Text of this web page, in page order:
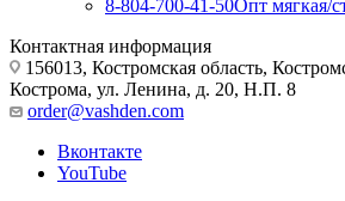
8-804-700-41-50Опт мягкая/
Контактная информация
156013, Костромская область,
Кострома, ул. Ленина, д. 20, Н.П. 8
order@vashden.com
Вконтакте
YouTube